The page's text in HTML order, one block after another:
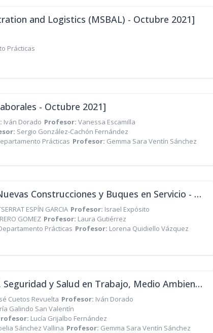
and Logistics (MSBAL) - Octubre 2021]
Prácticas
- Octubre 2021]
Iván Dorado Profesor: Vanessa Escamilla
Sergio González-Cachón Fernández
Prácticas Profesor: Gemma Sara Ventín Sánchez
[Máster en Inspección de Buques, Nuevas Construcciones y Buques en Servicio - Octubre 2021]
ESPÍN GARCIA Profesor: Israel Expósito
GOMEZ Profesor: Laura Gutiérrez
Prácticas Profesor: Lorena Quidiello Vázquez
[Máster Gestión Integrada, Calidad, Seguridad y Salud en Trabajo, Medio Ambiente y Responsabilidad Corporativa - Octubre 2021]
Cuetos Revuelta Profesor: Iván Dorado
Galindo San Valentín
Lucía Grijalbo Fernández
Sánchez Vallina Profesor: Gemma Sara Ventín Sánchez